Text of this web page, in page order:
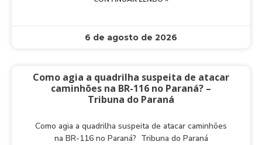
6 de agosto de 2026
Como agia a quadrilha suspeita de atacar
caminhões na BR-116 no Paraná? –
Tribuna do Paraná
Como agia a quadrilha suspeita de atacar caminhões
na BR-116 no Paraná? Tribuna do Paraná